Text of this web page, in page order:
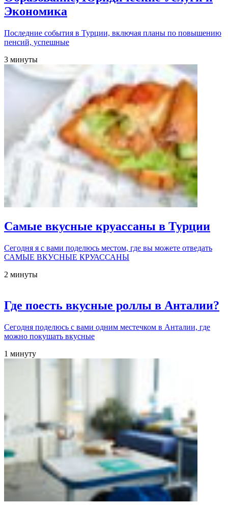
Экономика
Последние события в Турции, включая планы по повышению
пенсий, успешные
3 минуты
Самые вкусные круассаны в Турции
Сегодня я с вами поделюсь местом, где вы можете отведать
САМЫЕ ВКУСНЫЕ КРУАССАНЫ
2 минуты
Где поесть вкусные роллы в Анталии?
Сегодня поделюсь с вами одним местечком в Анталии, где
можно покушать вкусные
1 минуту